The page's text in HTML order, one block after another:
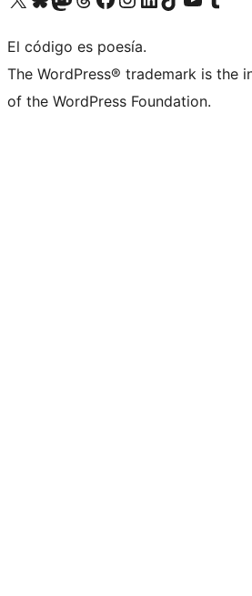
El código es poesía.
The WordPress® trademark is the
of the WordPress Foundation.